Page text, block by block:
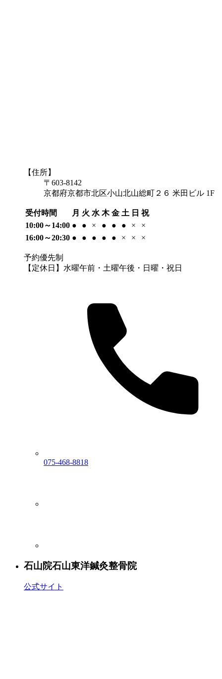
【住所】
〒603-8142
京都府京都市北区小山北山総町２６ 米田ビル 1F
受付時間 月 火 水 木 金 土 日 祝
10:00～14:00 ● ● × ● ● ● ×
×
16:00～20:30 ● ● ● ● ● × × ×
予約優先制
【定休日】水曜午前・土曜午後・日曜・祝日
075-468-8818
石山院石山東洋鍼灸整骨院
公式サイト